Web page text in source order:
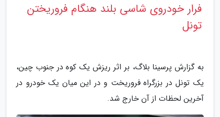
فرار خودروی شاسی بلند هنگام فروریختن
تونل
به گزارش پرسینا بلاگ، بر اثر ریزش یک کوه در جنوب چین،
یک تونل در بزرگراه فروریخت و در این میان یک خودرو در
آخرین لحظات از آن خارج شد.